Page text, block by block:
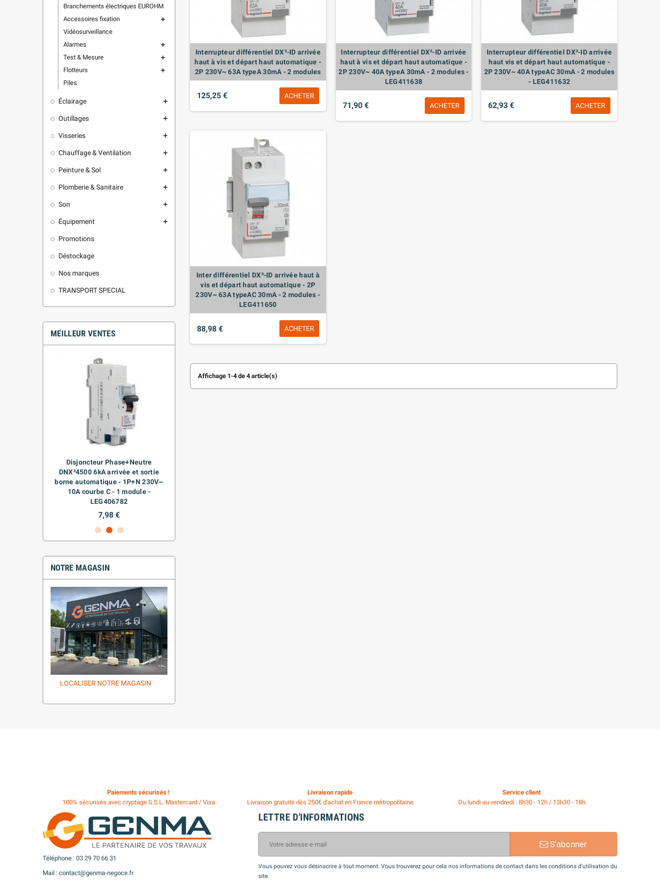
Branchements électriques EUROHM
Accessoires fixation
add
Vidéosurveillance
Alarmes
add
Test & Mesure add
Flotteurs add
Piles
Éclairage add
Outillages add
Visseries add
Chauffage & Ventilation add
Peinture & Sol add
Plomberie & Sanitaire add
Son add
Équipement add
Promotions
Déstockage
Nos marques
TRANSPORT SPECIAL
MEILLEUR VENTES
Disjoncteur Phase+Neutre
DNX³4500 6kA arrivée et sortie
borne automatique - 1P+N 230V~
10A courbe C - 1 module -
LEG406782
7,98 €
NOTRE MAGASIN
LOCALISER NOTRE MAGASIN
Interrupteur différentiel DX³-ID arrivée
haut à vis et départ haut automatique -
2P 230V~ 63A typeA 30mA - 2 modules
125,25 € ACHETER
Interrupteur différentiel DX³-ID arrivée
haut à vis et départ haut automatique -
2P 230V~ 40A typeA 30mA - 2 modules -
LEG411638
71,90 € ACHETER
Interrupteur différentiel DX³-ID arrivée
haut vis et départ haut automatique -
2P 230V~ 40A typeAC 30mA - 2 modules
- LEG411632
62,93 € ACHETER
Inter différentiel DX³-ID arrivée haut à
vis et départ haut automatique - 2P
230V~ 63A typeAC 30mA - 2 modules -
LEG411650
88,98 € ACHETER
Affichage 1-4 de 4 article(s)
Paiements sécurisés !
100% sécurisés avec cryptage S.S.L. Mastercard / Visa
Livraison rapide
Livraison gratuite dès 250€ d'achat en France métropolitaine
Service client
Du lundi au vendredi : 8h30 - 12h / 13h30 - 18h
Téléphone : 03 29 70 66 31
Mail : contact@genma-negoce.fr
LETTRE D'INFORMATIONS
S’abonner
Vous pouvez vous désinscrire à tout moment. Vous trouverez pour cela nos informations de contact dans les conditions d'utilisation du
site.